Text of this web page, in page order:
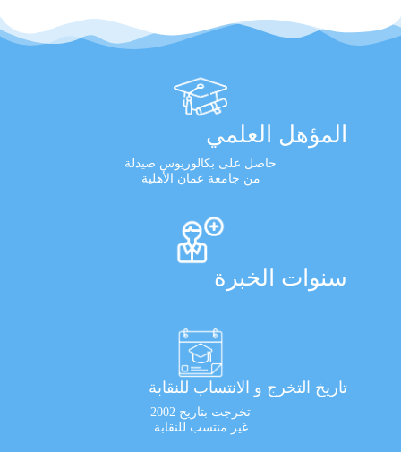
المؤهل العلمي
حاصل على بكالوريوس صيدلة
من جامعة عمان الأهلية
سنوات الخبرة
تاريخ التخرج و الانتساب للنقابة
تخرجت بتاريخ 2002
غير منتسب للنقابة